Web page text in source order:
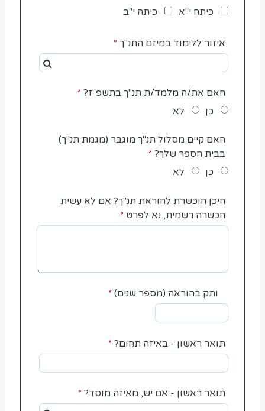
כיתה י"א
כיתה י"ב
איזור ללימוד במיזם התנ"ך
האם את/ה מלמד/ת תנ"ך בתשפ"ז?
כן
לא
האם קיים מסלול תנ"ך מוגבר (מגמת תנ"ך)
בבית הספר שלך?
כן
לא
היכן הוכשרת להוראת תנ"ך? אם לא עשית
הכשרה רשמית, נא לפרט
ותק בהוראה (מספר שנים)
תואר ראשון - באיזה תחום?
תואר ראשון - אם יש, מאיזה מוסד?